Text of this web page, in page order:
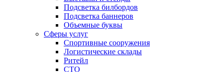
Подсветка билбордов
Подсветка баннеров
Объемные буквы
Сферы услуг
Спортивные сооружения
Логистические склады
Ритейл
СТО